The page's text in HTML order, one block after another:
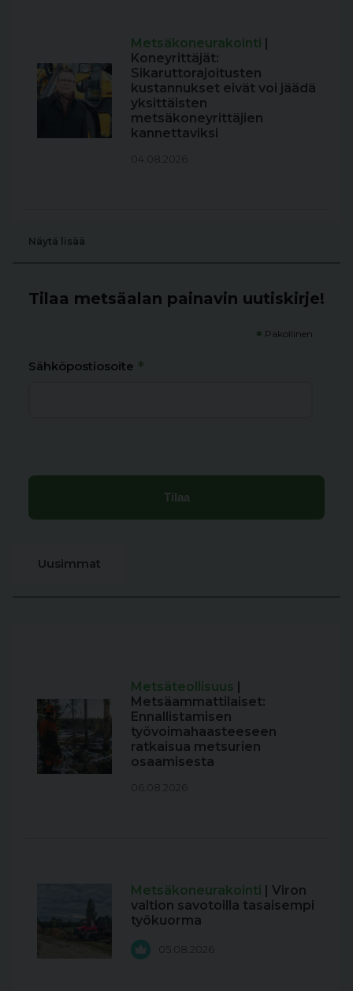
Metsäkoneurakointi
Koneyrittäjät:
Sikaruttorajoitusten
kustannukset eivät voi jäädä
yksittäisten
metsäkoneyrittäjien
kannettaviksi
04.08.2026
Näytä lisää
Tilaa metsäalan painavin uutiskirje!
* Pakollinen
Sähköpostiosoite *
Uusimmat
Metsäteollisuus |
Metsäammattilaiset:
Ennallistamisen
työvoimahaasteeseen
ratkaisua metsurien
osaamisesta
06.08.2026
Metsäkoneurakointi | Viron
valtion savotoilla tasaisempi
työkuorma
05.08.2026